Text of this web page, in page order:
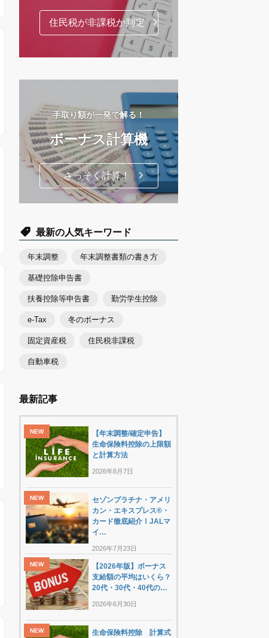
住民税が非課税か判定
手取り額が一発で解る！
ボーナス計算機
さっそく計算！
最新の人気キーワード
年末調整 年末調整書類の書き方
基礎控除申告書
扶養控除等申告書 勤労学生控除
e-Tax 冬のボーナス
固定資産税 住民税非課税
自動車税
最新記事
【年末調整/確定申告】
生命保険料控除の上限額
と計算方法
2026年8月7日
セゾンプラチナ・アメリ
カン・エキスプレス®・
カード徹底紹介！JALマ
イ…
2026年7月23日
【2026年版】ボーナス
支給額の平均はいくら？
20代・30代・40代の…
2026年6月30日
生命保険料控除 計算式